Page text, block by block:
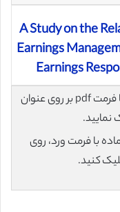
A Study on the
Earnings
Earnings
برای دانلود رایگان مقاله انگلیسی با فرمت pdf بر روی عنوان
نمایید.
با فرمت ورد، روی
کنید.